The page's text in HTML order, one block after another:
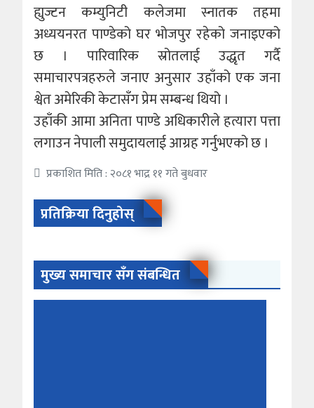
ह्युज्टन कम्युनिटी कलेजमा स्नातक तहमा
अध्ययनरत पाण्डेको घर भोजपुर रहेको जनाइएको
छ । पारिवारिक स्रोतलाई उद्धृत गर्दै
समाचारपत्रहरुले जनाए अनुसार उहाँको एक जना
श्वेत अमेरिकी केटासँग प्रेम सम्बन्ध थियो ।
उहाँकी आमा अनिता पाण्डे अधिकारीले हत्यारा पत्ता
लगाउन नेपाली समुदायलाई आग्रह गर्नुभएको छ ।
प्रकाशित मिति : २०८१ भाद्र ११ गते बुधवार
प्रतिक्रिया दिनुहोस्
मुख्य समाचार सँग संबन्धित